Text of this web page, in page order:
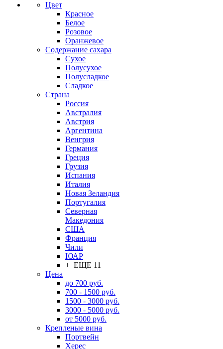
Цвет
Красное
Белое
Розовое
Оранжевое
Содержание сахара
Сухое
Полусухое
Полусладкое
Сладкое
Страна
Россия
Австралия
Австрия
Аргентина
Венгрия
Германия
Греция
Грузия
Испания
Италия
Новая Зеландия
Португалия
Северная
Македония
США
Франция
Чили
ЮАР
+ ЕЩЕ 11
Цена
до 700 руб.
700 - 1500 руб.
1500 - 3000 руб.
3000 - 5000 руб.
от 5000 руб.
Крепленые вина
Портвейн
Херес